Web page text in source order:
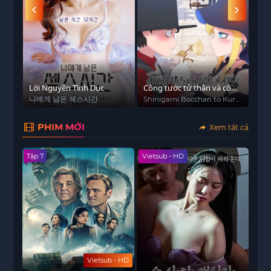
Lời Nguyền Tình Dục
나에게 남은 섹스시간
Công tước tử thần và cô
hầu
Shinigami Bocchan to Kuro
PHIM MỚI Xem tất cả
Vietsub - HD
Tập 7 Vietsub - HD